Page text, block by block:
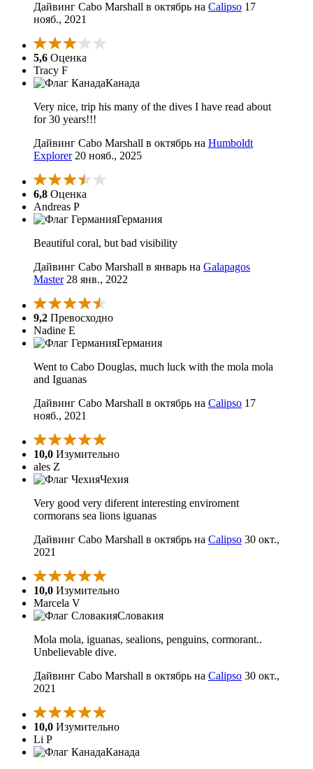
Дайвинг Cabo Marshall в октябрь на Calipso 17
нояб., 2021
5,6 Оценка
Tracy F
Канада
Very nice, trip his many of the dives I have read about
for 30 years!!!
Дайвинг Cabo Marshall в октябрь на Humboldt
Explorer 20 нояб., 2025
6,8 Оценка
Andreas P
Германия
Beautiful coral, but bad visibility
Дайвинг Cabo Marshall в январь на Galapagos
Master 28 янв., 2022
9,2 Превосходно
Nadine E
Германия
Went to Cabo Douglas, much luck with the mola mola
and Iguanas
Дайвинг Cabo Marshall в октябрь на Calipso 17
нояб., 2021
10,0 Изумительно
ales Z
Чехия
Very good very diferent interesting enviroment
cormorans sea lions iguanas
Дайвинг Cabo Marshall в октябрь на Calipso 30 окт.,
2021
10,0 Изумительно
Marcela V
Словакия
Mola mola, iguanas, sealions, penguins, cormorant..
Unbelievable dive.
Дайвинг Cabo Marshall в октябрь на Calipso 30 окт.,
2021
10,0 Изумительно
Li P
Канада